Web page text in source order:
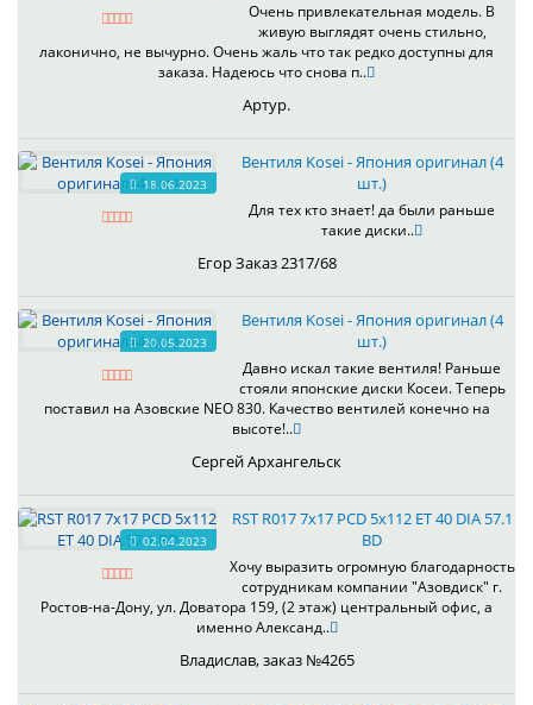
Очень привлекательная модель. В
живую выглядят очень стильно,
лаконично, не вычурно. Очень жаль что так редко доступны для
заказа. Надеюсь что снова п..
Артур.
18.06.2023
Вентиля Kosei - Япония оригинал (4
шт.)
Для тех кто знает! да были раньше
такие диски..
Егор Заказ 2317/68
20.05.2023
Вентиля Kosei - Япония оригинал (4
шт.)
Давно искал такие вентиля! Раньше
стояли японские диски Косеи. Теперь
поставил на Азовские NEO 830. Качество вентилей конечно на
высоте!..
Сергей Архангельск
02.04.2023
RST R017 7x17 PCD 5x112 ET 40 DIA 57.1
BD
Хочу выразить огромную благодарность
сотрудникам компании "Азовдиск" г.
Ростов-на-Дону, ул. Доватора 159, (2 этаж) центральный офис, а
именно Александ..
Владислав, заказ №4265